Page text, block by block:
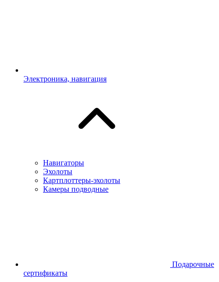
Электроника, навигация
Навигаторы
Эхолоты
Картплоттеры-эхолоты
Камеры подводные
Подарочные
сертификаты